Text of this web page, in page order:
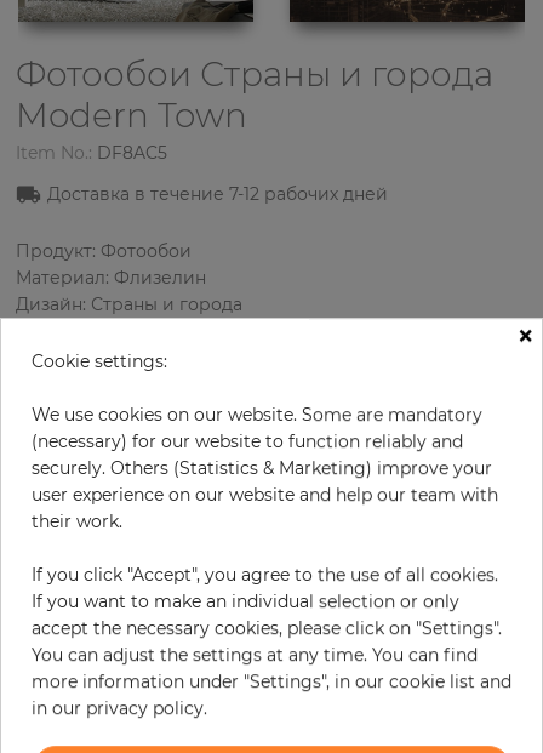
Фотообои Страны и города
Modern Town
Item No.: DF8AC5
Доставка в течение 7-12 рабочих дней
Продукт: Фотообои
Материал: Флизелин
Дизайн: Страны и города
Использование: Зал
В: xШ: см
289,90 € за штуку
19% НДС включительно + Доставка
×
Cookie settings:
We use cookies on our website. Some are mandatory
(necessary) for our website to function reliably and
securely. Others (Statistics & Marketing) improve your
user experience on our website and help our team with
their work.
If you click "Accept", you agree to the use of all cookies.
If you want to make an individual selection or only
accept the necessary cookies, please click on "Settings".
You can adjust the settings at any time. You can find
more information under "Settings", in our cookie list and
in our privacy policy.